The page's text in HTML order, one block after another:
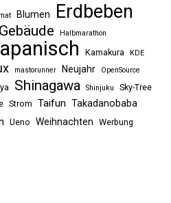
Blumen Erdbeben
Gebäude Halbmarathon
Kamakura KDE
mastorunner Neujahr
OpenSource
Shinagawa Shinjuku Sky-Tree
Strom Taifun Takadanobaba
Ueno Weihnachten Werbung